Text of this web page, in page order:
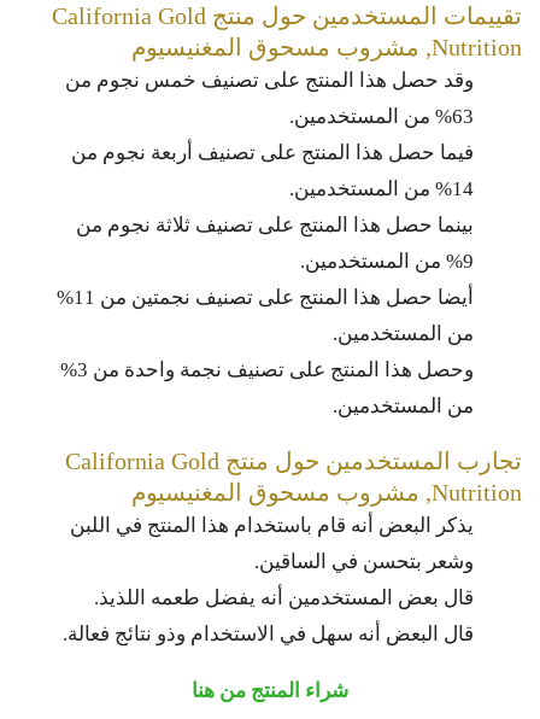
تقييمات المستخدمين حول منتج California Gold
Nutrition, مشروب مسحوق المغنيسيوم
وقد حصل هذا المنتج على تصنيف خمس نجوم من
63% من المستخدمين.
فيما حصل هذا المنتج على تصنيف أربعة نجوم من
14% من المستخدمين.
بينما حصل هذا المنتج على تصنيف ثلاثة نجوم من
9% من المستخدمين.
أيضا حصل هذا المنتج على تصنيف نجمتين من 11%
من المستخدمين.
وحصل هذا المنتج على تصنيف نجمة واحدة من 3%
من المستخدمين.
تجارب المستخدمين حول منتج California Gold
Nutrition, مشروب مسحوق المغنيسيوم
يذكر البعض أنه قام باستخدام هذا المنتج في اللبن
وشعر بتحسن في الساقين.
قال بعض المستخدمين أنه يفضل طعمه اللذيذ.
قال البعض أنه سهل في الاستخدام وذو نتائج فعالة.
شراء المنتج من هنا